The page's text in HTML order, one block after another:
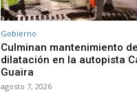
Gobierno
Culminan mantenimiento
dilatación en la autopista
Guaira
agosto 7, 2026